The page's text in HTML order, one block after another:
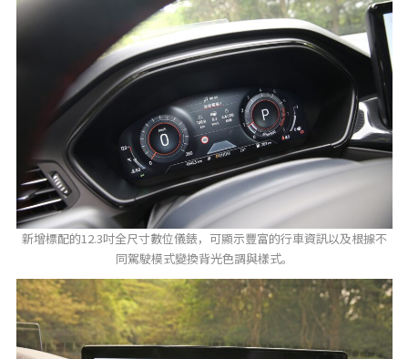
新增標配的12.3吋全尺寸數位儀錶，可顯示豐富的行車資訊以及根據不
同駕駛模式變換背光色調與樣式。